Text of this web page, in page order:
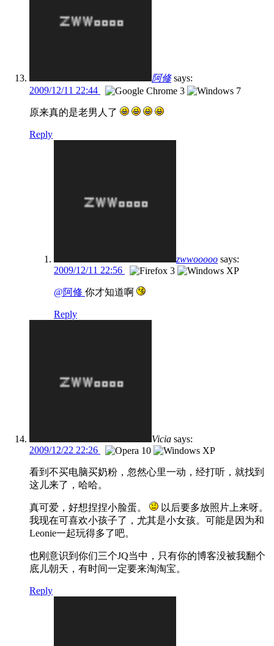
阿修 says:
2009/12/11 22:44
原来真的是老男人了
Reply
zwwooooo says:
2009/12/11 22:56
@阿修 你才知道啊
Reply
Vicia says:
2009/12/22 22:26
看到不买电脑买奶粉，忽然心里一动，经打听，就找到
这儿来了，哈哈。
真可爱，好想捏捏小脸蛋。
以后要多放照片上来呀。
我现在可喜欢小孩子了，尤其是小女孩。可能是因为和
Leonie一起玩得多了吧。
也刚意识到你们三个JQ当中，只有你的博客没被我翻个
底儿朝天，有时间一定要来淘淘宝。
Reply